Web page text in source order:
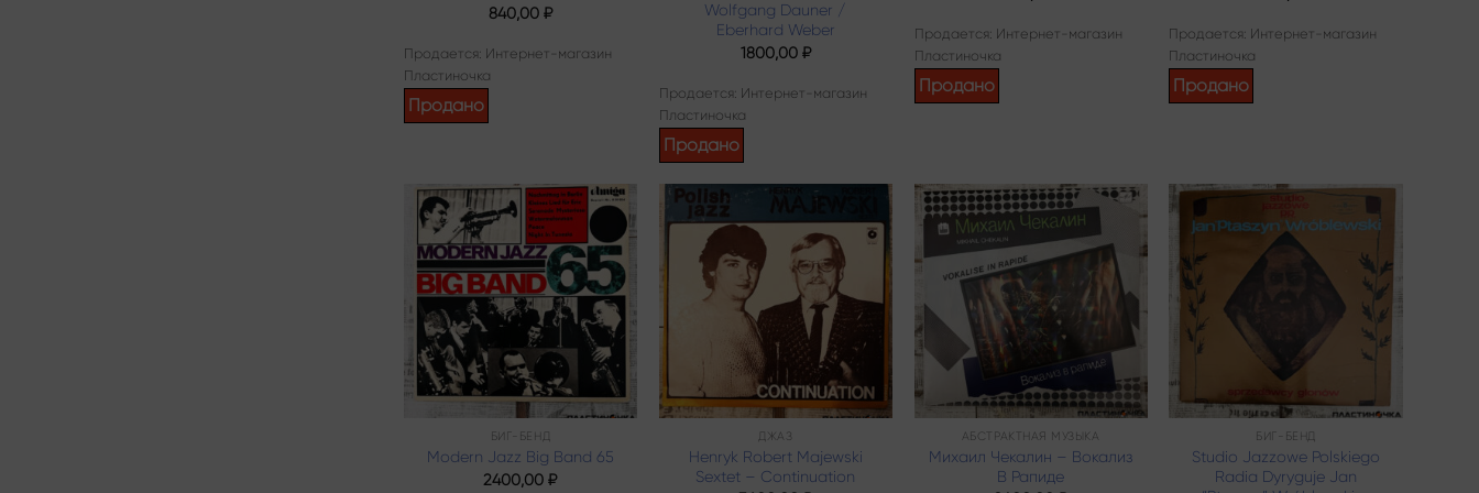
840,00 ₽
Продается: Интернет-магазин
Пластиночка
Продано
Wolfgang Dauner /
Eberhard Weber
1800,00 ₽
Продается: Интернет-магазин
Пластиночка
Продано
Продается: Интернет-магазин
Пластиночка
Продано
Продается: Интернет-магазин
Пластиночка
Продано
Add to
wishlist
БИГ-БЕНД
Modern Jazz Big Band 65
2400,00₽
Add to
wishlist
ДЖАЗ
Henryk Robert Majewski
Sextet – Continuation
Add to
wishlist
АБСТРАКТНАЯ МУЗЫКА
Михаил Чекалин – Вокализ
В Рапиде
wishlist
БИГ-БЕНД
Studio Jazzowe Polskiego
Radia Dyryguje Jan